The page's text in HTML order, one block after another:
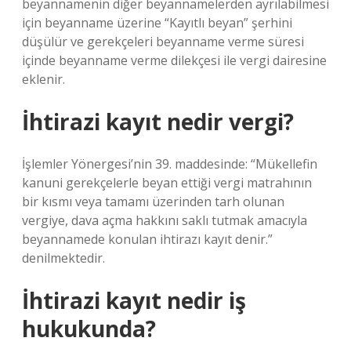
beyannamenin diğer beyannamelerden ayrılabilmesi
için beyanname üzerine “Kayıtlı beyan” şerhini
düşülür ve gerekçeleri beyanname verme süresi
içinde beyanname verme dilekçesi ile vergi dairesine
eklenir.
İhtirazi kayıt nedir vergi?
İşlemler Yönergesi’nin 39. maddesinde: “Mükellefin
kanuni gerekçelerle beyan ettiği vergi matrahının
bir kısmı veya tamamı üzerinden tarh olunan
vergiye, dava açma hakkını saklı tutmak amacıyla
beyannamede konulan ihtirazı kayıt denir.”
denilmektedir.
İhtirazi kayıt nedir iş
hukukunda?